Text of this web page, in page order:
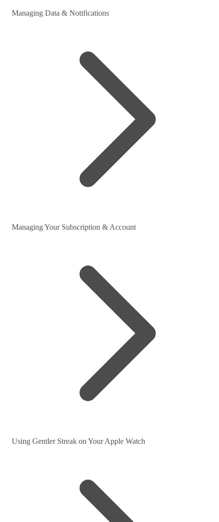
Managing Data & Notifications
Managing Your Subscription & Account
Using Gentler Streak on Your Apple Watch